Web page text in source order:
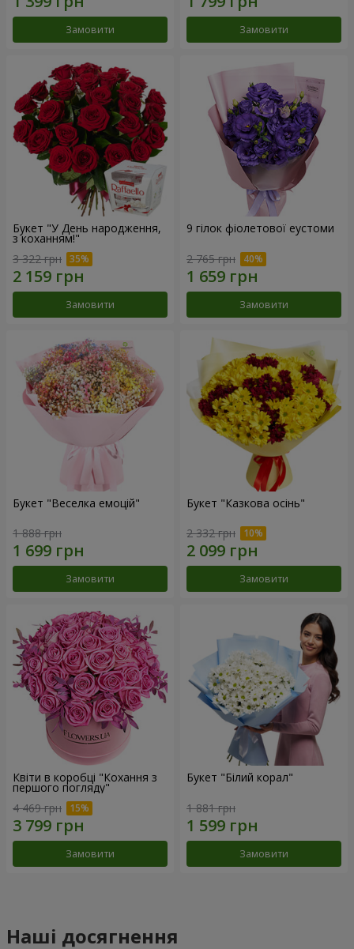
Замовити Замовити
Букет "У День народження,
з коханням!"
3 322 грн
Замовити
9 гілок фіолетової еустоми
2 765 грн
Замовити
Букет "Веселка емоцій"
1 888 грн
Замовити
Букет "Казкова осінь"
2 332 грн
Замовити
Квіти в коробці "Кохання з
першого погляду"
4 469 грн
Замовити
Букет "Білий корал"
1 881 грн
Замовити
Наші досягнення